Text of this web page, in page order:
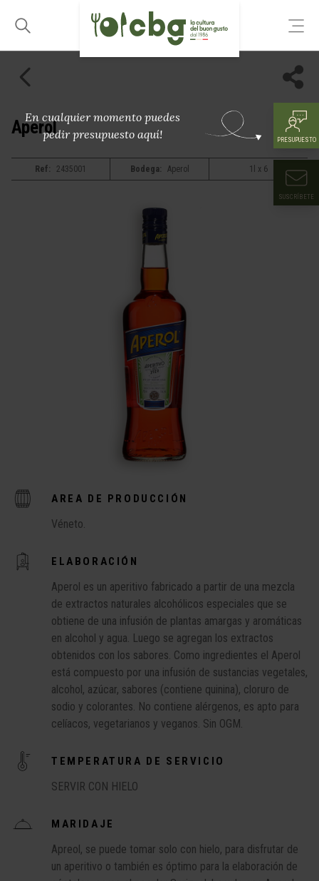
En cualquier momento puedes
pedir presupuesto aquí!
PRESUPUESTO
SUSCRÍBETE
Aperol
Ref: 2435001 Bodega: Aperol 1l x 6
AREA DE PRODUCCIÓN
Véneto.
ELABORACIÓN
Aperol es un aperitivo fabricado a partir de una mezcla
de extractos naturales alcohólicos especiales que se
obtiene de una infusión de plantas amargas y aromáticas
en alcohol y agua. Luego se agregan los extractos
obtenidos con los sabores. Como ingredientes el Aperol
está compuesto por una infusión de sustancias vegetales,
alcohol, azúcar, sabores (contiene quinina), cloruro de
sodio y colorantes. No contiene alérgenos, es apto para
celíacos, vegetarianos y veganos. Sin OGM.
TEMPERATURA DE SERVICIO
SERVIR CON HIELO
MARIDAJE
Apreol, se puede tomar solo con hielo, para disfrutar de
un aperitivo o también es óptimo para la elaboración de